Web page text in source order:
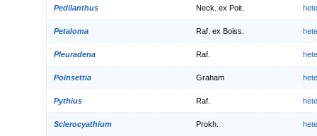
Pedilanthus Neck. ex Poit.
Petaloma Raf. ex Boiss.
Pleuradena Raf.
Poinsettia Graham
Pythius Raf.
Sclerocyathium Prokh.